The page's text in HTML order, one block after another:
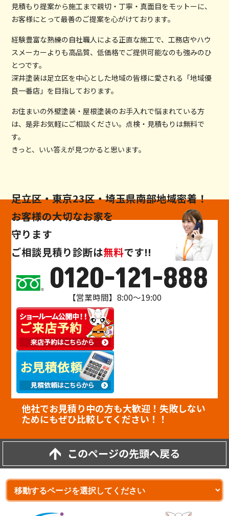
見積もり提案から施工まで親切・丁寧・真面目をモットーに、
お客様にとって最善のご提案を心がけております。
経験豊富な熟練の自社職人による正直な施工で、工務店やハウ
スメーカーよりも高品質、低価格でご提供可能なのも強みのひ
とつです。
深井塗装は足立区を中心とした地域の皆様に愛される「地域優
良一番店」を目指しております。
お住まいの外壁塗装・屋根塗装のお手入れで悩まれている方
は、是非お気軽にご相談ください。点検・見積もりは無料で
す。
きっと、いい答えが見つかると思います。
足立区・東京23区・埼玉県南部地域密着！
お客様の大切なお家を
守ります
ご相談見積り診断は無料です!!
0120-121-888
【営業時間】8:00～19:00
他社でお見積り中の方も大歓迎！失敗しない
ためにもぜひ比較してください！！
このページの先頭へ戻る